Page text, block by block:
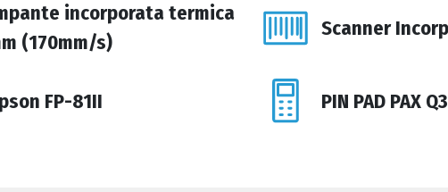
incorporata termica
(170mm/s)
Scanner
FP-81II PIN PAD PAX